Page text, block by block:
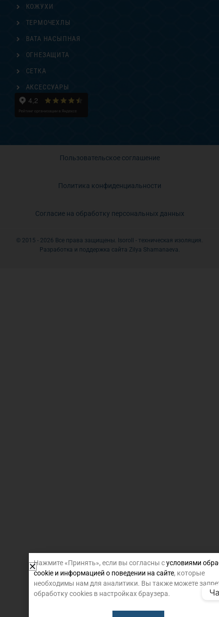
КОЖУХИ
ТЕРМОЧЕХЛЫ
ВАТА НАСЫПНАЯ
ОГНЕЗАЩИТА
СЕТКА
АКСЕССУАРЫ
Пользовательское соглашение
Политика конфиденциальности
Согласие на обработку персональных данных
© 2015 - 2026 Все права защищены. Isoroll - техническая изоляция.
Разработка и поддержка сайта Zilya Shamanaeva.
Нажмите «Принять», если вы согласны сусловиями
cookie и информацией о поведении на сайте, которые
необходимы нам для аналитики. Вы также можете
обработку cookies в настройках браузера.